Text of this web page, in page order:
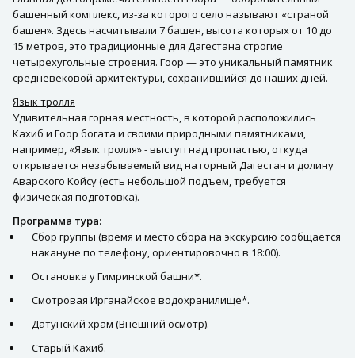
башенный комплекс, из-за которого село называют «страной
башен». Здесь насчитывали 7 башен, высота которых от 10 до
15 метров, это традиционные для Дагестана строгие
четырехугольные строения. Гоор — это уникальный памятник
средневековой архитектуры, сохранившийся до наших дней.
Язык тролля
Удивительная горная местность, в которой расположились
Кахиб и Гоор богата и своими природными памятниками,
например, «Язык тролля» - выступ над пропастью, откуда
открывается незабываемый вид на горный Дагестан и долину
Аварского Койсу (есть небольшой подъем, требуется
физическая подготовка).
Программа тура:
Сбор группы (время и место сбора на экскурсию сообщается
накануне по телефону, ориентировочно в 18:00).
Остановка у Гимринской башни*.
Смотровая Ирганайское водохранилище*.
Датунский храм (Внешний осмотр).
Старый Кахиб.